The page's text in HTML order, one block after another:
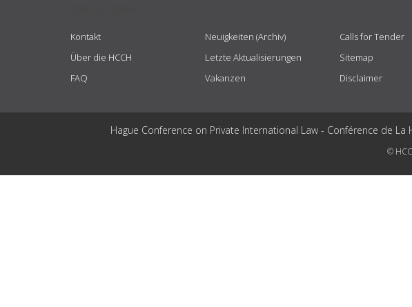
Kontakt
Über die HCCH
FAQ
Neuigkeiten (Archiv)
Letzte Aktualisierungen
Vakanzen
Calls for Tender
Sitemap
Disclaimer
Hague Conference on Private International Law - Conférence de
©